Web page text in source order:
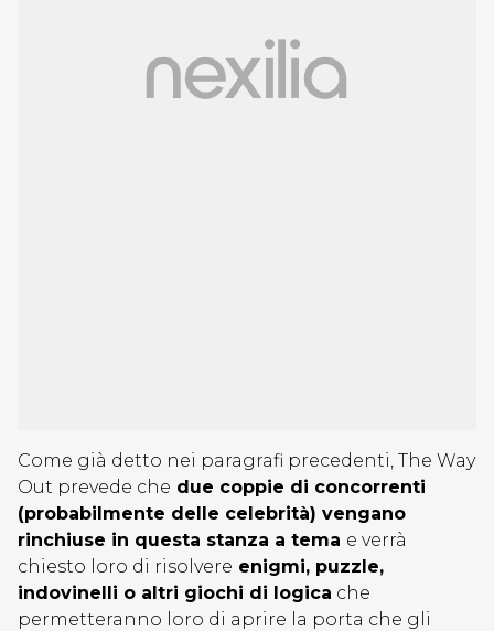
Come già detto nei paragrafi precedenti, The Way
Out prevede che due coppie di concorrenti
(probabilmente delle celebrità) vengano
rinchiuse in questa stanza a tema e verrà
chiesto loro di risolvere enigmi, puzzle,
indovinelli o altri giochi di logica che
permetteranno loro di aprire la porta che gli